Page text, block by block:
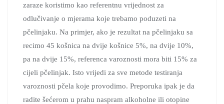
zaraze koristimo kao referentnu vrijednost za
odlučivanje o mjerama koje trebamo poduzeti na
pčelinjaku. Na primjer, ako je rezultat na pčelinjaku sa
recimo 45 košnica na dvije košnice 5%, na dvije 10%,
pa na dvije 15%, referenca varoznosti mora biti 15% za
cijeli pčelinjak. Isto vrijedi za sve metode testiranja
varoznosti pčela koje provodimo. Preporuka ipak je da
radite šećerom u prahu naspram alkoholne ili otopine